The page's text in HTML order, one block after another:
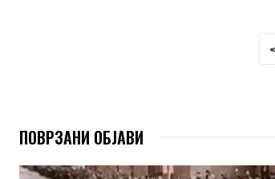
ПОВРЗАНИ ОБЈАВИ